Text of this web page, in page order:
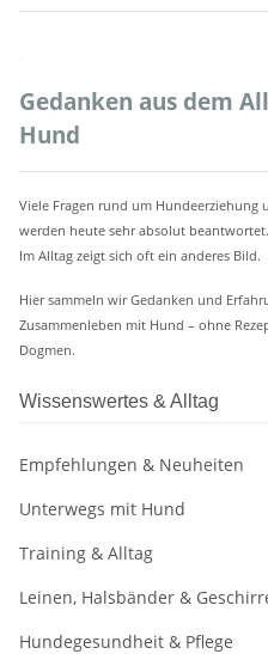
Gedanken aus dem
Hund
Viele Fragen rund um Hundeerziehung
werden heute sehr absolut beantwortet.
Im Alltag zeigt sich oft ein anderes Bild.
Hier sammeln wir Gedanken und
Zusammenleben mit Hund – ohne
Dogmen.
Wissenswertes & Alltag
Empfehlungen & Neuheiten
Unterwegs mit Hund
Training & Alltag
Leinen, Halsbänder &
Hundegesundheit & Pflege